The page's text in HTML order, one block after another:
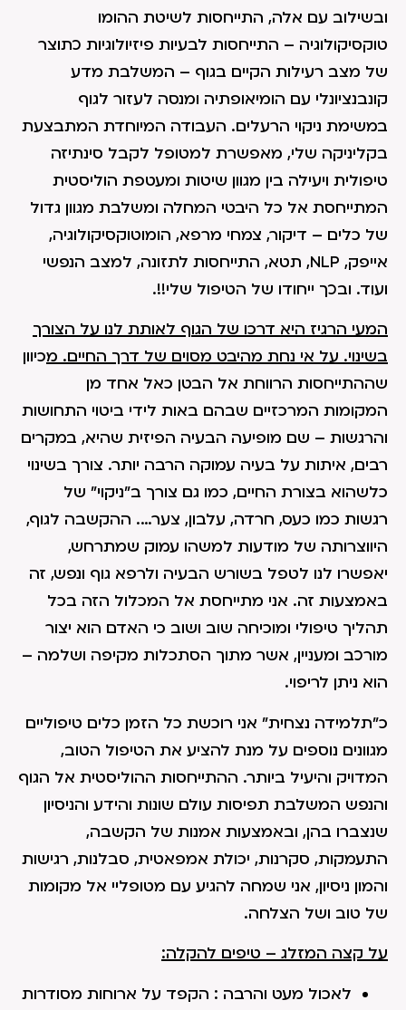
ובשילוב עם אלה, התייחסות לשיטת ההומו
טוקסיקולוגיה – התייחסות לבעיות פיזיולוגיות כתוצר
של מצב רעילות הקיים בגוף – המשלבת מדע
קונבנציונלי עם הומיאופתיה ומנסה לעזור לגוף
במשימת ניקוי הרעלים. העבודה המיוחדת המתבצעת
בקליניקה שלי, מאפשרת למטופל לקבל סינתיזה
טיפולית ויעילה בין מגוון שיטות ומעטפת הוליסטית
המתייחסת אל כל היבטי המחלה ומשלבת מגוון גדול
של כלים – דיקור, צמחי מרפא, הומוטוקסיקולוגיה,
אייפק, NLP, תטא, התייחסות לתזונה, למצב הנפשי
ועוד. ובכך ייחודו של הטיפול שלי!!.
המעי הרגיז היא דרכו של הגוף לאותת לנו על הצורך
בשינוי. על אי נחת מהיבט מסוים של דרך החיים. מכיוון
שההתייחסות הרווחת אל הבטן כאל אחד מן
המקומות המרכזיים שבהם באות לידי ביטוי התחושות
והרגשות – שם מופיעה הבעיה הפיזית שהיא, במקרים
רבים, איתות על בעיה עמוקה הרבה יותר. צורך בשינוי
כלשהוא בצורת החיים, כמו גם צורך ב"ניקוי" של
רגשות כמו כעס, חרדה, עלבון, צער…. ההקשבה לגוף,
היווצרותה של מודעות למשהו עמוק שמתרחש,
יאפשרו לנו לטפל בשורש הבעיה ולרפא גוף ונפש, זה
באמצעות זה. אני מתייחסת אל המכלול הזה בכל
תהליך טיפולי ומוכיחה שוב ושוב כי האדם הוא יצור
מורכב ומעניין, אשר מתוך הסתכלות מקיפה ושלמה –
הוא ניתן לריפוי.
כ"תלמידה נצחית" אני רוכשת כל הזמן כלים טיפוליים
מגוונים נוספים על מנת להציע את הטיפול הטוב,
המדויק והיעיל ביותר. ההתייחסות ההוליסטית אל הגוף
והנפש המשלבת תפיסות עולם שונות והידע והניסיון
שנצברו בהן, ובאמצעות אמנות של הקשבה,
התעמקות, סקרנות, יכולת אמפאטית, סבלנות, רגישות
והמון ניסיון, אני שמחה להגיע עם מטופליי אל מקומות
של טוב ושל הצלחה.
על קצה המזלג – טיפים להקלה:
לאכול מעט והרבה : הקפד על ארוחות מסודרות